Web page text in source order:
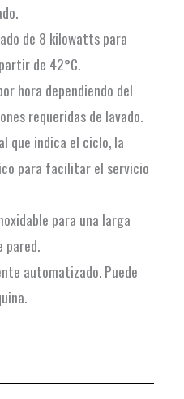
de 8 kilowatts para
de 42°C.
hora dependiendo del
requeridas de lavado.
que indica el ciclo, la
para facilitar el servicio
para una larga
pared.
automatizado. Puede